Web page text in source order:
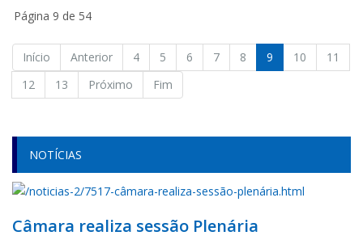
Página 9 de 54
Início Anterior 4 5 6 7 8 9 10
11
12
13 Próximo Fim
NOTÍCIAS
Câmara realiza sessão Plenária